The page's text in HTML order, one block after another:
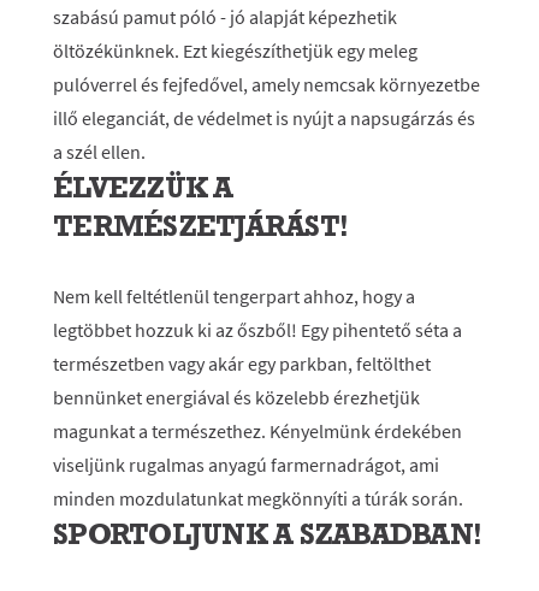
szabású pamut póló - jó alapját képezhetik
öltözékünknek. Ezt kiegészíthetjük egy meleg
pulóverrel és fejfedővel, amely nemcsak környezetbe
illő eleganciát, de védelmet is nyújt a napsugárzás és
a szél ellen.
ÉLVEZZÜK A
TERMÉSZETJÁRÁST!
Nem kell feltétlenül tengerpart ahhoz, hogy a
legtöbbet hozzuk ki az őszből! Egy pihentető séta a
természetben vagy akár egy parkban, feltölthet
bennünket energiával és közelebb érezhetjük
magunkat a természethez. Kényelmünk érdekében
viseljünk rugalmas anyagú farmernadrágot, ami
minden mozdulatunkat megkönnyíti a túrák során.
SPORTOLJUNK A SZABADBAN!